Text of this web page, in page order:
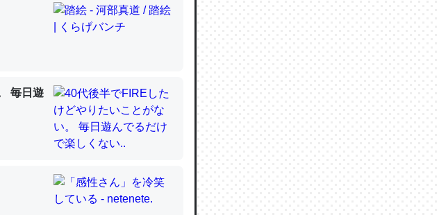
いないのか」に関する新仮説
に不利だから両方が拮抗してるので
毎日遊